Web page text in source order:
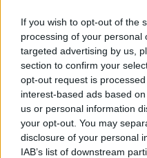
If you wish to opt-out of the
processing of your personal
targeted advertising by us,
section to confirm your
opt-out request is
interest-based ads based
us or personal information
your opt-out. You may
disclosure of your personal
IAB’s list of downstream